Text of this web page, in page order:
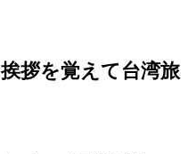
拶を覚えて台湾旅